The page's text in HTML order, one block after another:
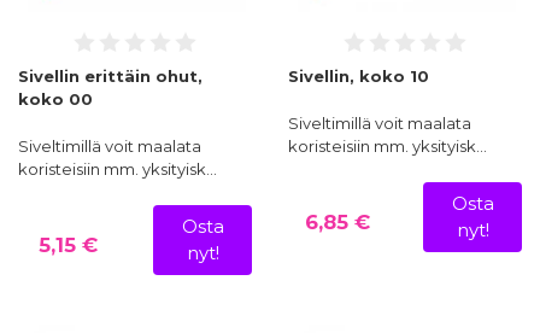
Sivellin erittäin ohut,
koko 00
Siveltimillä voit maalata
koristeisiin mm. yksityisk…
5,15 €
Osta
nyt!
Sivellin, koko 10
Siveltimillä voit maalata
koristeisiin mm. yksityisk…
6,85 €
Osta
nyt!